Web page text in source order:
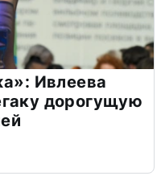
Ивлеева
дорогущую